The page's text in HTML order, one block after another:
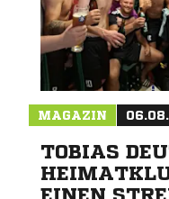
MAGAZIN
TOBIAS